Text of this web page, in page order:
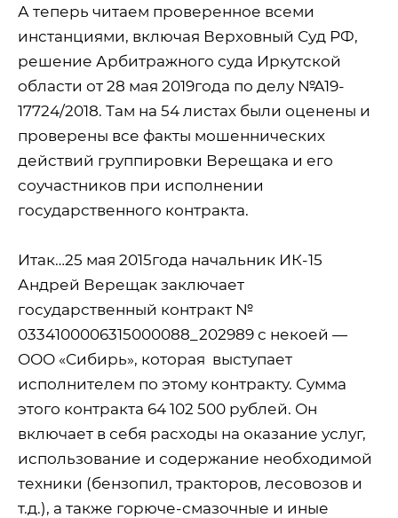
А теперь читаем проверенное всеми
инстанциями, включая Верховный Суд РФ,
решение Арбитражного суда Иркутской
области от 28 мая 2019года по делу №А19-
17724/2018. Там на 54 листах были оценены и
проверены все факты мошеннических
действий группировки Верещака и его
соучастников при исполнении
государственного контракта.
Итак…25 мая 2015года начальник ИК-15
Андрей Верещак заключает
государственный контракт №
0334100006315000088_202989 с некоей —
ООО «Сибирь», которая выступает
исполнителем по этому контракту. Сумма
этого контракта 64 102 500 рублей. Он
включает в себя расходы на оказание услуг,
использование и содержание необходимой
техники (бензопил, тракторов, лесовозов и
т.д.), а также горюче-смазочные и иные